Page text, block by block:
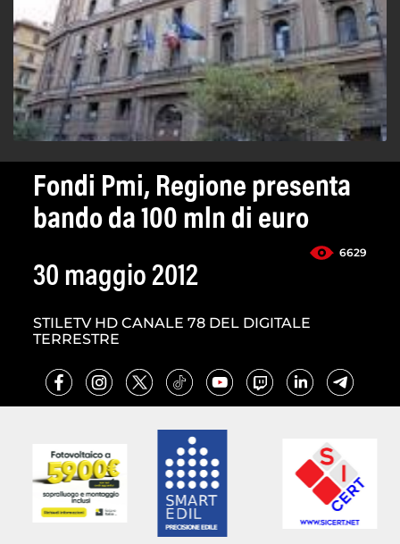
Fondi Pmi, Regione presenta
bando da 100 mln di euro
6629
30 maggio 2012
STILETV HD CANALE 78 DEL DIGITALE
TERRESTRE